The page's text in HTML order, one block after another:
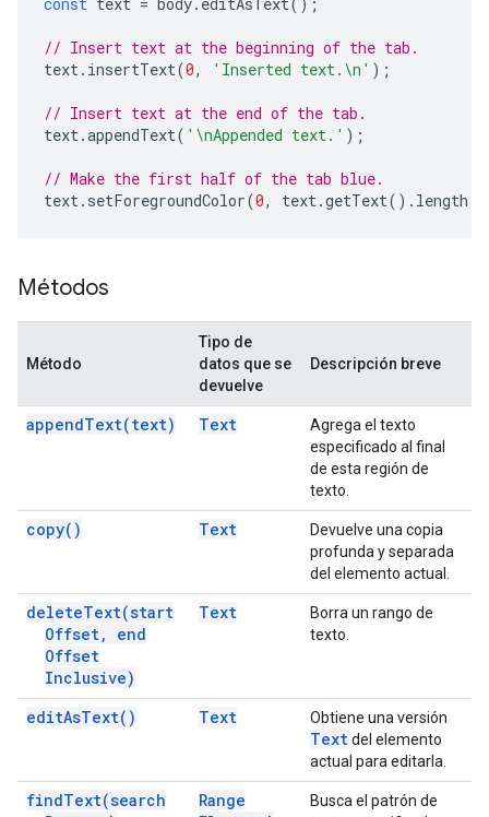
// Insert text at the beginning of the tab.
text. insertText(0, 'Inserted text.\n' );
// Insert text at the end of the tab.
text.appendText( '\nAppended text.' );
// Make the first half of the tab blue.
text. setForegroundColor(0, text.getText(). length
Métodos
Método
Tipo de
datos que se
devuelve
Descripción breve
appendText(text) Text
Agrega el texto
especificado al final
de esta región de
texto.
copy( ) Text
Devuelve una copia
profunda y separada
del elemento actual.
deleteText(start
Offset,
end
Offset
Inclusive)
Text
Borra un rango de
texto.
editAsText( ) Text Obtiene una versión
Textdel elemento
actual para editarla.
findText(search
Range
Busca el patrón de